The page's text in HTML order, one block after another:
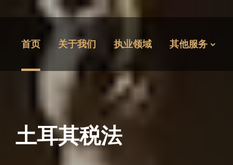
首页 关于我们 执业领域 其他服务
土耳其税法